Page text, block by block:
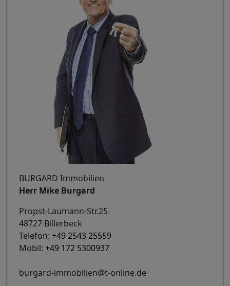
BURGARD Immobilien
Herr Mike Burgard
Propst-Laumann-Str.25
48727 Billerbeck
Telefon: +49 2543 25559
Mobil: +49 172 5300937
burgard-immobilien@t-online.de